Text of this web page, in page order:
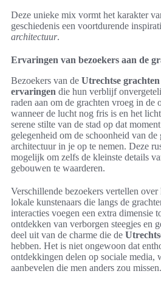
Deze unieke mix vormt het karakter
geschiedenis een voortdurende
architectuur.
Ervaringen van bezoekers aan de
Bezoekers van de Utrechtse grachten
ervaringen die hun verblijf
raden aan om de grachten vroeg in de
wanneer de lucht nog fris is en het
serene stilte van de stad op dat
gelegenheid om de schoonheid van
architectuur in je op te nemen. Deze
mogelijk om zelfs de kleinste details
gebouwen te waarderen.
Verschillende bezoekers vertellen
lokale kunstenaars die langs de
interacties voegen een extra dimensie
ontdekken van verborgen steegjes en
deel uit van de charme die de
hebben. Het is niet ongewoon dat
ontdekkingen delen op sociale media,
aanbevelen die men anders zou missen.